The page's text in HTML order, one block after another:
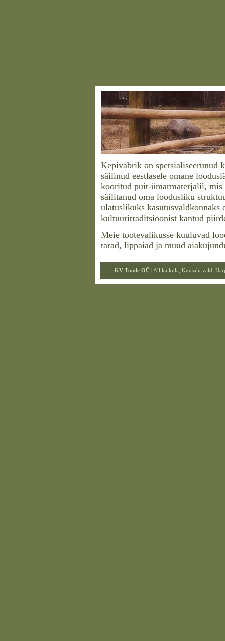
Kepivabrik on spetsialiseerunud
säilinud eestlasele omane
kooritud puit-ümarmaterjalil,
säilitanud oma loodusliku
ulatuslikuks kasutusvaldkonnaks
kultuuritraditsioonist kantud
Meie tootevalikusse kuuluvad
tarad, lippaiad ja muud
KV Tööde OÜ| Allika küla, Kuusalu vald,